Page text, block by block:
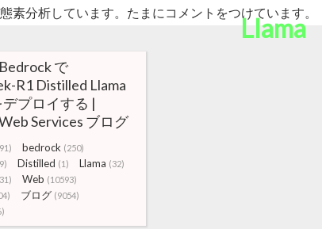
分析しています。たまにコメントをつけています。
Llama
で
R1 Distilled Llama
プロイする |
Services ブログ
bedrock (250)
Distilled (1) Llama (32)
Web (10593)
ブログ (9054)